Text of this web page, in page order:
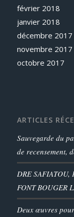
février 2018
janvier 2018
décembre 2017
novembre 2017
octobre 2017
ARTICLES
Sauvegarde du
de recensement,
DRE SAFIATOU,
FONT BOUGER
Deux œuvres